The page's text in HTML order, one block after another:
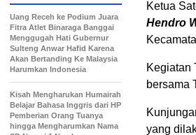
Ketua
Hendro
Kegiatan
bersama
yang
Uang Receh ke Podium Juara
Fitra Atlet Binaraga Banggai
Menggugah Hati Gubernur
Sulteng Anwar Hafid Karena
Akan Bertanding Ke Malaysia
Harumkan Indonesia
Kisah Mengharukan Humairah
Belajar Bahasa Inggris dari HP
Pemberian Orang Tuanya
hingga Mengharumkan Nama